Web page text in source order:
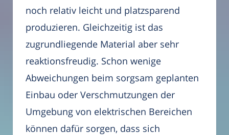
noch relativ leicht und platzsparend
produzieren. Gleichzeitig ist das
zugrundliegende Material aber sehr
reaktionsfreudig. Schon wenige
Abweichungen beim sorgsam geplanten
Einbau oder Verschmutzungen der
Umgebung von elektrischen Bereichen
können dafür sorgen, dass sich